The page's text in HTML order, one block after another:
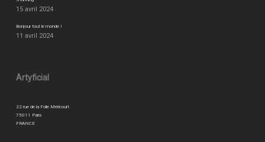
15 avril 2024
Bonjour tout le monde !
11 avril 2024
Artyficial
22 rue de la Folie Méricourt
75011 Paris
FRANCE